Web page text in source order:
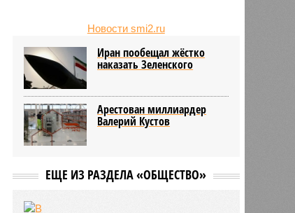
бабушкамНовости smi2.ru
Иран пообещал жёстко
наказать Зеленского
Арестован миллиардер
Валерий Кустов
ЕЩЕ ИЗ РАЗДЕЛА «ОБЩЕСТВО»